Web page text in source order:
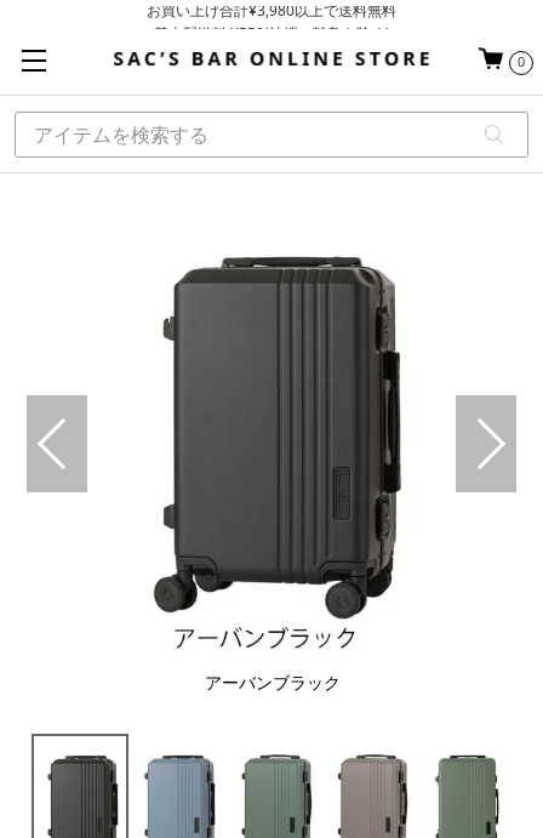
基本配送料 ¥550(沖縄・離島を除く)
お買い上げ合計¥3,980以上で送料無料
0
アーバンブラック